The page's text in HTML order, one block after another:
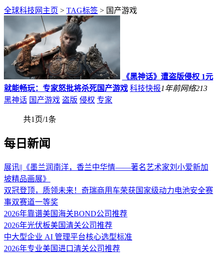
全球科技网主页 > TAG标签 > 国产游戏
《黑神话》遭盗版侵权 1元
就能畅玩：专家怒批将杀死国产游戏 科技快报1年前网络213
黑神话 国产游戏 盗版 侵权 专家
共1页/1条
每日新闻
展讯||《墨兰润南洋，香兰中华情——著名艺术家刘小爱新加
坡精品画展》
双冠登顶，质领未来！奇瑞商用车荣获国家级动力电池安全赛
事双赛道一等奖
2026年靠谱美国海关BOND公司推荐
2026年光伏板美国清关公司推荐
中大型企业 AI 管理平台核心选型标准
2026年专业美国进口清关公司推荐